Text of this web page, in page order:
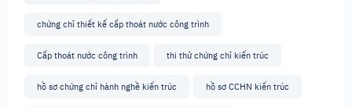
chứng chỉ thiết kế cấp thoát nước công trình
Cấp thoát nước công trình thi thử chứng chỉ kiến trúc
hồ sơ chứng chỉ hành nghề kiến trúc hồ sơ CCHN kiến trúc